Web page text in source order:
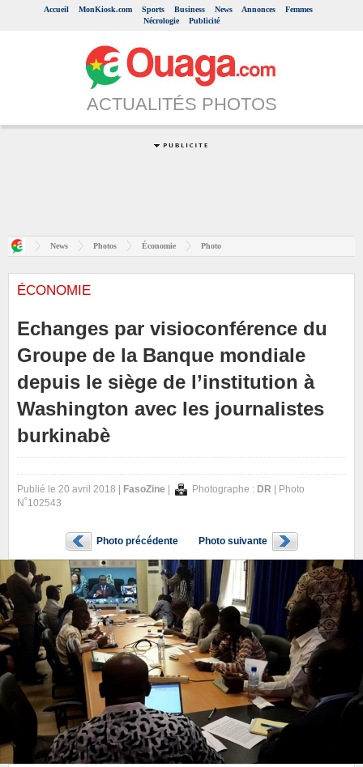
Accueil MonKiosk.com Sports Business News Annonces
Femmes
Nécrologie
Publicité
ACTUALITÉS PHOTOS
News Photos Économie Photo
ÉCONOMIE
Echanges par visioconférence du
Groupe de la Banque mondiale
depuis le siège de l’institution à
Washington avec les journalistes
burkinabè
Publié le 20 avril 2018 | FasoZine Photographe : DR | Photo
N˚102543
Photo précédente Photo suivante